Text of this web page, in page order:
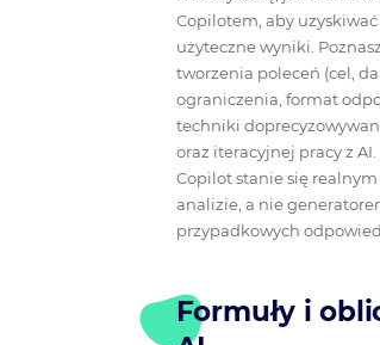
Copilotem, aby
użyteczne wyniki.
tworzenia poleceń (cel,
ograniczenia, format
techniki
oraz iteracyjnej pracy z
Copilot stanie się
analizie, a nie
przypadkowych
Formuły i